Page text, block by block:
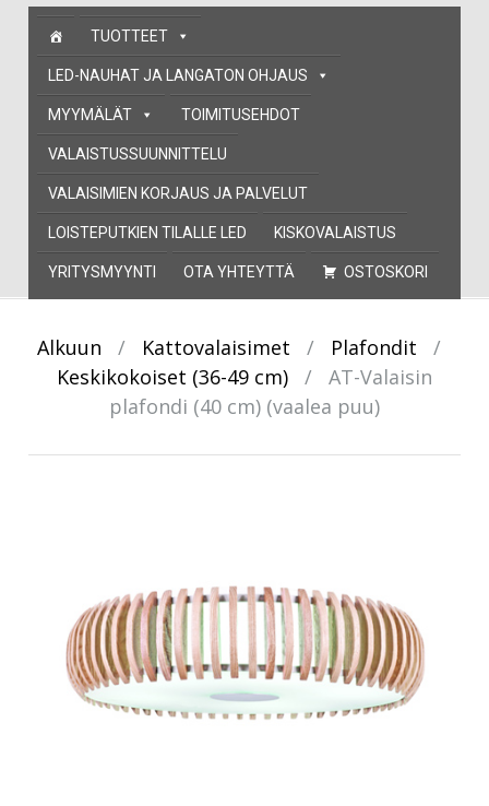
Skip
content
TUOTTEET
LED-NAUHAT JA LANGATON OHJAUS
MYYMÄLÄT TOIMITUSEHDOT
VALAISTUSSUUNNITTELU
VALAISIMIEN KORJAUS JA PALVELUT
LOISTEPUTKIEN TILALLE LED KISKOVALAISTUS
YRITYSMYYNTI OTA YHTEYTTÄ OSTOSKORI
Alkuun / Kattovalaisimet / Plafondit
/
Keskikokoiset (36-49 cm)
/
AT-Valaisin
plafondi (40 cm) (vaalea puu)